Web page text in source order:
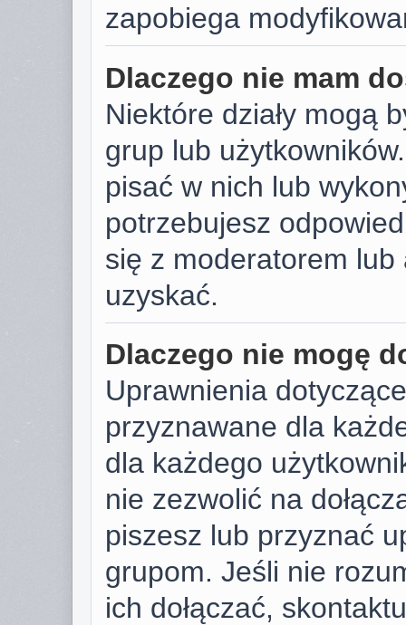
zapobiega
Dlaczego nie mam
Niektóre działy mogą
grup lub
pisać w nich lub
potrzebujesz
się z moderatorem
uzyskać.
Dlaczego nie mogę
Uprawnienia
przyznawane dla
dla każdego
nie zezwolić na
piszesz lub przyznać
grupom. Jeśli nie
ich dołączać,